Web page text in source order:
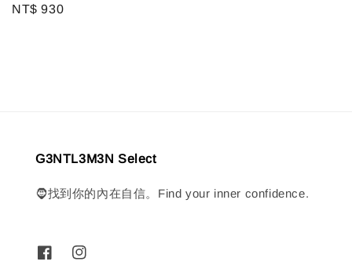
Regular
NT$ 930
G3NTL3M3N Select
🧔找到你的內在自信。Find your inner confidence.